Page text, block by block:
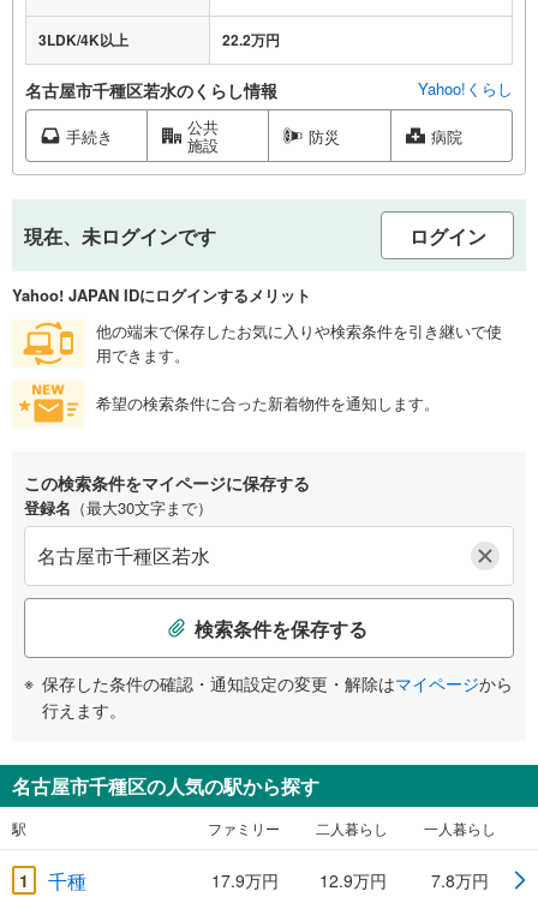
3LDK/4K以上 22.2万円
名古屋市千種区若水のくらし情報 Yahoo!くらし
手続き 公共
施設 防災 病院
現在、未ログインです ログイン
Yahoo! JAPAN IDにログインするメリット
他の端末で保存したお気に入りや検索条件を引き継いで使
用できます。
希望の検索条件に合った新着物件を通知します。
この検索条件をマイページに保存する
登録名 （最大30文字まで）
検索条件を保存する
保存した条件の確認・通知設定の変更・解除はマイページから
行えます。
名古屋市千種区の人気の駅から探す
駅 ファミリー 二人暮らし 一人暮らし
1 千種 17.9万円 12.9万円 7.8万円